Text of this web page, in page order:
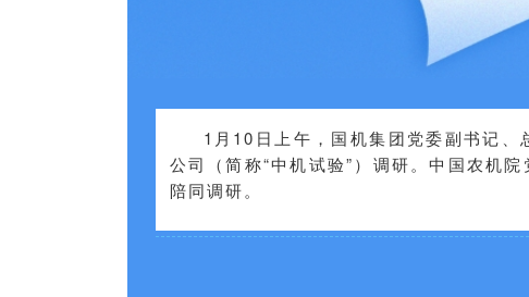
1月10日上午，国机集团党委副书记
公司（简称“中机试验”）调研。中国农机
陪同调研。